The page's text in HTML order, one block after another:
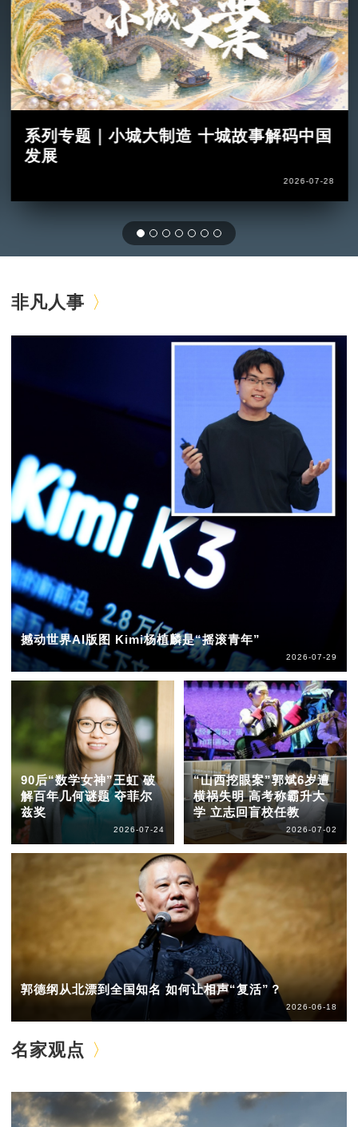
系列专题｜小城大制造 十城故事解码中国
发展
2026-07-28
非凡人事
撼动世界AI版图 Kimi杨植麟是“摇滚青年”
2026-07-29
90后“数学女神”王虹 破
解百年几何谜题 夺菲尔
兹奖
2026-07-24
“山西挖眼案”郭斌6岁遭
横祸失明 高考称霸升大
学 立志回盲校任教
2026-07-02
郭德纲从北漂到全国知名 如何让相声“复活”？
2026-06-18
名家观点